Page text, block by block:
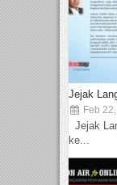
Jejak
Feb
Jejak
ke...